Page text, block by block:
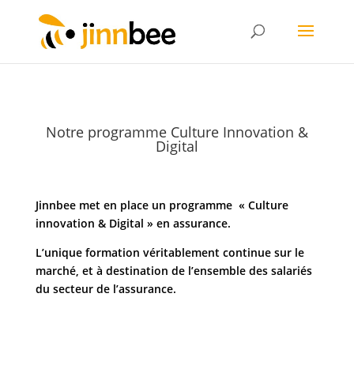
Notre programme Culture Innovation &
Digital
Jinnbee met en place un programme « Culture
innovation & Digital » en assurance.
L’unique formation véritablement continue sur le
marché, et à destination de l’ensemble des salariés
du secteur de l’assurance.